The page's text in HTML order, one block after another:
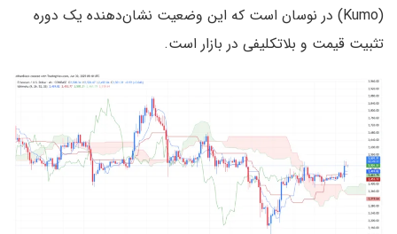
(Kumo) در نوسان است که این وضعیت نشان‌دهنده یک دوره
تثبیت قیمت و بلاتکلیفی در بازار است.